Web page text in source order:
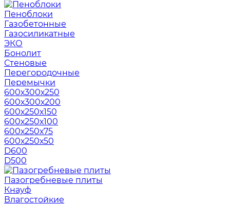
Пеноблоки
Газобетонные
Газосиликатные
ЭКО
Бонолит
Стеновые
Перегородочные
Перемычки
600х300х250
600х300х200
600х250х150
600х250х100
600х250х75
600х250х50
D600
D500
Пазогребневые плиты
Кнауф
Влагостойкие